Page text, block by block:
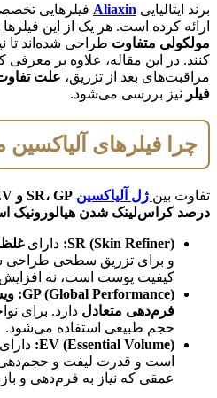
برند ایتالیایی Aliaxin فیلرهایی
ارائه کرده است. هر یک از این فیلرها
مولکولی متفاوت طراحی شده‌اند تا
کنند. در این مقاله، علاوه بر معرفی
مراقبت‌های بعد از تزریق، علت
فیلر نیز بررسی می‌شود.
چرا فیلرهای
تفاوت بین ژل آلیاکسین SR، GP و EV
درصد کراس‌لینک شدن هیالورونیک
SR (Skin Refiner): دارای
و برای تزریق سطحی طراحی
کیفیت پوست است، نه
GP (Global Performance):
فرم‌دهی متعادل دارد. برای
حجم طبیعی استفاده می‌شود.
EV (Essential Volume): دارای
است و قدرت لیفت و حجم‌دهی
عمقی که نیاز به فرم‌دهی و